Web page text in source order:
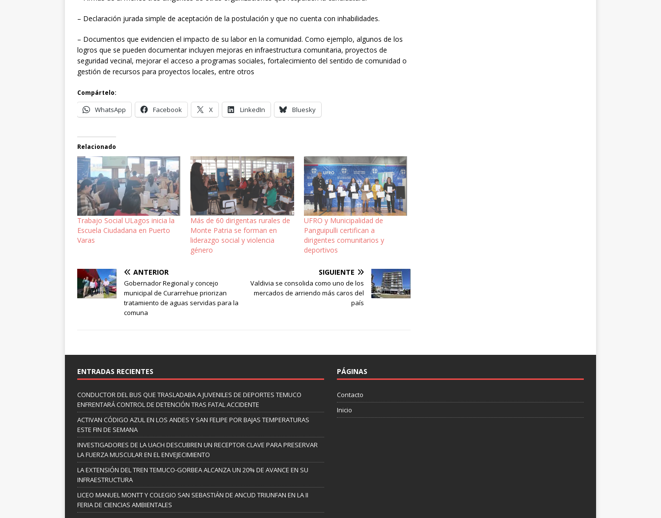
– Declaración jurada simple de aceptación de la postulación y que no cuenta con inhabilidades.
– Documentos que evidencien el impacto de su labor en la comunidad. Como ejemplo, algunos de los
logros que se pueden documentar incluyen mejoras en infraestructura comunitaria, proyectos de
seguridad vecinal, mejorar el acceso a programas sociales, fortalecimiento del sentido de comunidad o
gestión de recursos para proyectos locales, entre otros
Compártelo:
WhatsApp Facebook X LinkedIn Bluesky
Relacionado
Trabajo Social ULagos inicia la
Escuela Ciudadana en Puerto
Varas
Más de 60 dirigentas rurales de
Monte Patria se forman en
liderazgo social y violencia
género
UFRO y Municipalidad de
Panguipulli certifican a
dirigentes comunitarios y
deportivos
ANTERIOR
Gobernador Regional y concejo
municipal de Curarrehue priorizan
tratamiento de aguas servidas para la
comuna
SIGUIENTE
Valdivia se consolida como uno de los
mercados de arriendo más caros del
país
ENTRADAS RECIENTES
CONDUCTOR DEL BUS QUE TRASLADABA A JUVENILES DE DEPORTES TEMUCO
ENFRENTARÁ CONTROL DE DETENCIÓN TRAS FATAL ACCIDENTE
ACTIVAN CÓDIGO AZUL EN LOS ANDES Y SAN FELIPE POR BAJAS TEMPERATURAS
ESTE FIN DE SEMANA
INVESTIGADORES DE LA UACH DESCUBREN UN RECEPTOR CLAVE PARA PRESERVAR
LA FUERZA MUSCULAR EN EL ENVEJECIMIENTO
LA EXTENSIÓN DEL TREN TEMUCO-GORBEA ALCANZA UN 20% DE AVANCE EN SU
INFRAESTRUCTURA
LICEO MANUEL MONTT Y COLEGIO SAN SEBASTIÁN DE ANCUD TRIUNFAN EN LA II
FERIA DE CIENCIAS AMBIENTALES
PÁGINAS
Contacto
Inicio